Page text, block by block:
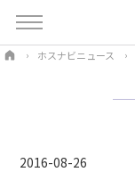
ホスナビニュース
2016-08-26